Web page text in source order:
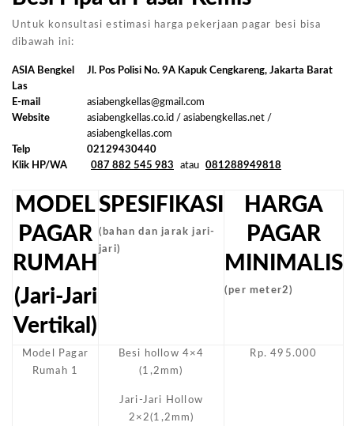
Untuk konsultasi estimasi harga pekerjaan pagar besi bisa
dibawah ini:
ASIA Bengkel
Las
Jl. Pos Polisi No. 9A Kapuk Cengkareng, Jakarta Barat
E-mail
asiabengkellas@gmail.com
Website
asiabengkellas.co.id / asiabengkellas.net /
asiabengkellas.com
Telp
02129430440
Klik HP/WA
087 882 545 983 atau 081288949818
MODEL
PAGAR
RUMAH
(Jari-Jari
Vertikal)
SPESIFIKASI
(bahan dan jarak jari-
jari)
HARGA
PAGAR
MINIMALIS
(per meter2)
Model Pagar
Rumah 1
Besi hollow 4×4
(1,2mm)
Jari-Jari Hollow
2×2(1,2mm)
Rp. 495.000